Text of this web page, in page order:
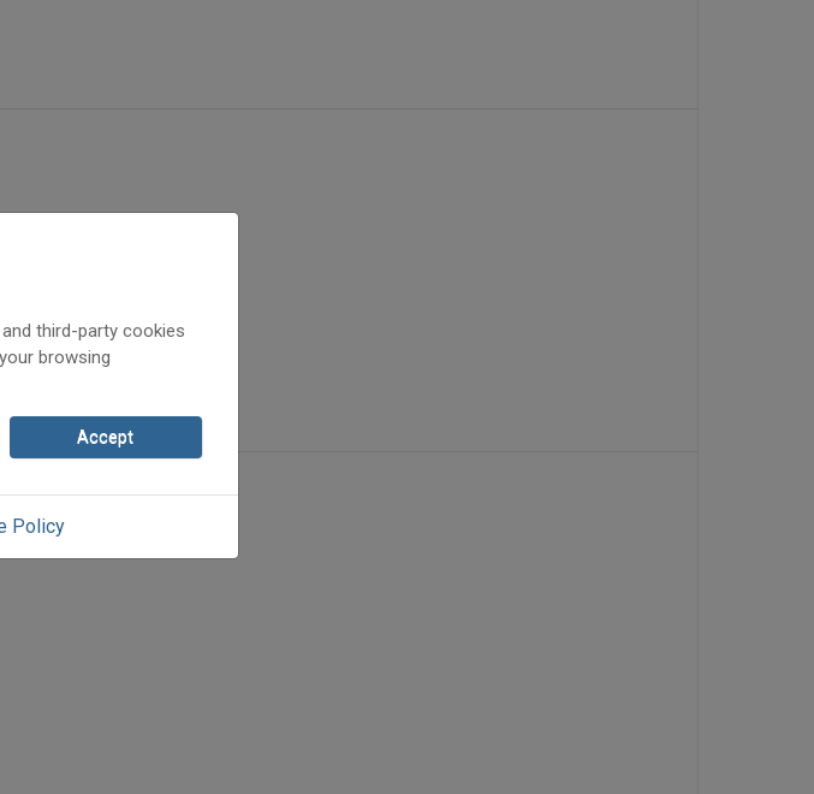
third-party cookies
browsing
Accept
Policy